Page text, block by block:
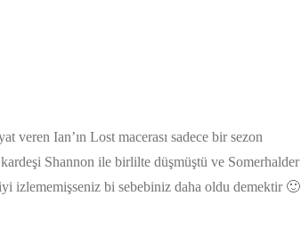
veren Ian’ın Lost macerası sadece bir sezon
Shannon ile birlilte düşmüştü ve Somerhalder
izlememişseniz bi sebebiniz daha oldu demektir 🙂